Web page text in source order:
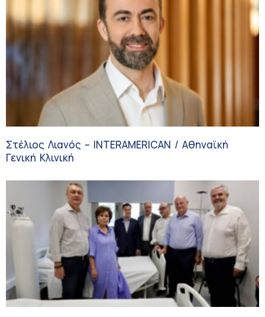
Στέλιος Λιανός – INTERAMERICAN / Αθηναϊκή
Γενική Κλινική